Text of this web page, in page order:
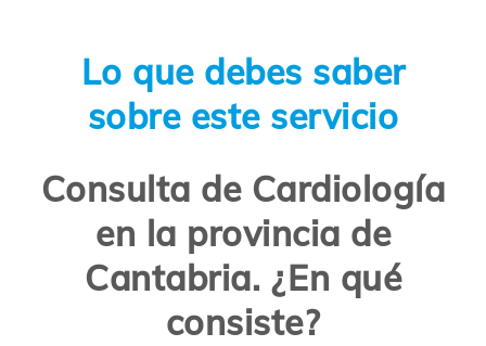
Lo que debes saber
sobre este servicio
Consulta de Cardiología
en la provincia de
Cantabria. ¿En qué
consiste?